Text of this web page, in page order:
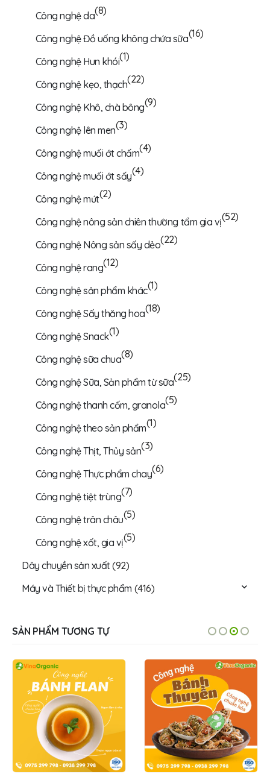
Công nghệ da(8)
Công nghệ Đồ uống không chứa sữa(16)
Công nghệ Hun khói(1)
Công nghệ kẹo, thạch(22)
Công nghệ Khô, chà bông(9)
Công nghệ lên men(3)
Công nghệ muối ớt chấm(4)
Công nghệ muối ớt sấy(4)
Công nghệ mứt(2)
Công nghệ nông sản chiên thường tẩm gia vị(52)
Công nghệ Nông sản sấy dẻo(22)
Công nghệ rang(12)
Công nghệ sản phẩm khác(1)
Công nghệ Sấy thăng hoa(18)
Công nghệ Snack(1)
Công nghệ sữa chua(8)
Công nghệ Sữa, Sản phẩm từ sữa(25)
Công nghệ thanh cốm, granola(5)
Công nghệ theo sản phẩm(1)
Công nghệ Thịt, Thủy sản(3)
Công nghệ Thực phẩm chay(6)
Công nghệ tiệt trùng(7)
Công nghệ trân châu(5)
Công nghệ xốt, gia vị(5)
Dây chuyền sản xuất(92)
Máy và Thiết bị thực phẩm (416)
SẢN PHẨM TƯƠNG TỰ